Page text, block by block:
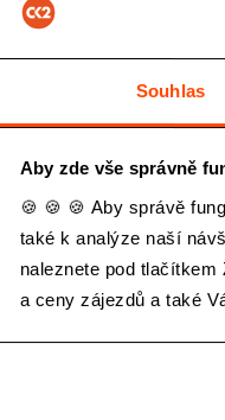
Souhlas
Aby zde vše správně
🍪 🍪 🍪 Aby správě
také k analýze naší
naleznete pod
a ceny zájezdů a také